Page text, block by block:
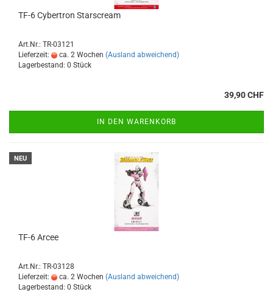
TF-6 Cybertron Starscream
Art.Nr.: TR-03121
Lieferzeit:
ca. 2 Wochen (Ausland abweichend)
Lagerbestand: 0 Stück
39,90 CHF
IN DEN WARENKORB
NEU
TF-6 Arcee
Art.Nr.: TR-03128
Lieferzeit:
ca. 2 Wochen (Ausland abweichend)
Lagerbestand: 0 Stück